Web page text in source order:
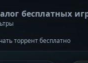
бесплатных
торрент бесплатно